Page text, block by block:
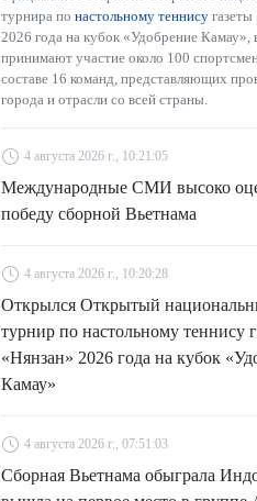
турнира по настольному теннису
2026 года на кубок «Удобрение Камау»,
принимают участие около 100
составе 16 команд, представляющих
города и отрасли со всей страны.
4 августа 2026 г., 10:21:05
Международные СМИ высоко
победу сборной Вьетнама
4 августа 2026 г., 10:20:28
Открылся Открытый
турнир по настольному теннису
«Нянзан» 2026 года на кубок
Камау»
4 августа 2026 г., 07:51:03
Сборная Вьетнама обыграла